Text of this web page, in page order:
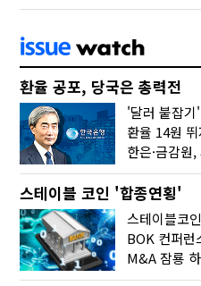
환율 공포, 당국은 총력전
스테이블 코인 '합종연횡'
스테이블코